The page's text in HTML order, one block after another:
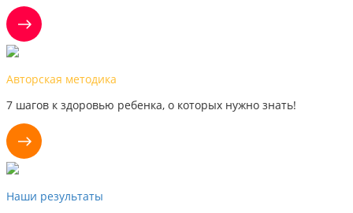
Авторская методика
7 шагов к здоровью ребенка, о которых нужно знать!
Наши результаты